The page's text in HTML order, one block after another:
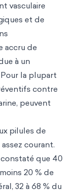
vasculaire
et de
accru de
à un
la plupart
contre
peuvent
pilules de
courant.
que 40
20 % de
32 à 68 % du